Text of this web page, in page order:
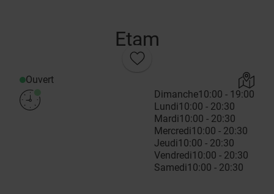
Etam
Ouvert
Dimanche10:00 - 19:00
Lundi10:00 - 20:30
Mardi10:00 - 20:30
Mercredi10:00 - 20:30
Jeudi10:00 - 20:30
Vendredi10:00 - 20:30
Samedi10:00 - 20:30